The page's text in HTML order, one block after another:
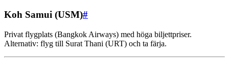
Koh Samui (USM)#
Privat flygplats (Bangkok Airways) med höga biljettpriser.
Alternativ: flyg till Surat Thani (URT) och ta färja.